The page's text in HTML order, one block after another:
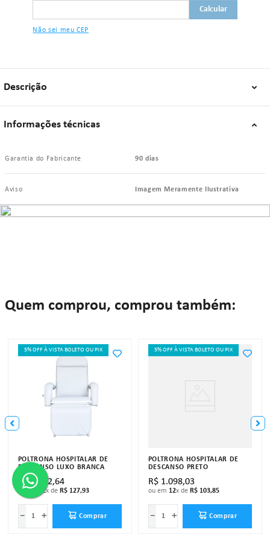
Não sei meu CEP
Descrição
Informações técnicas
Garantia do Fabricante 90 dias
Aviso Imagem Meramente Ilustrativa
Quem comprou, comprou também:
5% OFF À VISTA BOLETO OU PIX
POLTRONA HOSPITALAR DE
DESCANSO LUXO BRANCA
R$ 1.352,64
12x de R$ 127,93
＋
－ Comprar
5% OFF À VISTA BOLETO OU PIX
POLTRONA HOSPITALAR DE
DESCANSO PRETO
R$ 1.098,03
ou em 12x de R$ 103,85
＋
－ Comprar